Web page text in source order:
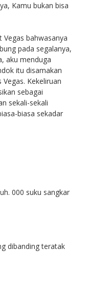
Kamu bukan bisa
Vegas bahwasanya
pada segalanya,
aku menduga
itu disamakan
Kekeliruan
sebagai
sekali-sekali
biasa sekadar
000 suku sangkar
dibanding teratak